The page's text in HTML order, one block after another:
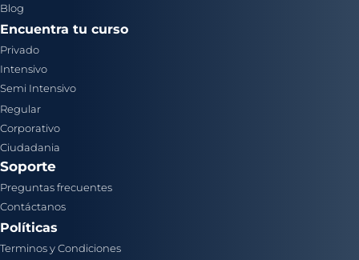
Blog
Encuentra tu curso
Privado
Intensivo
Semi Intensivo
Regular
Corporativo
Ciudadania
Soporte
Preguntas frecuentes
Contáctanos
Políticas
Terminos y Condiciones